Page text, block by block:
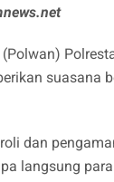
suasana
dan
langsung